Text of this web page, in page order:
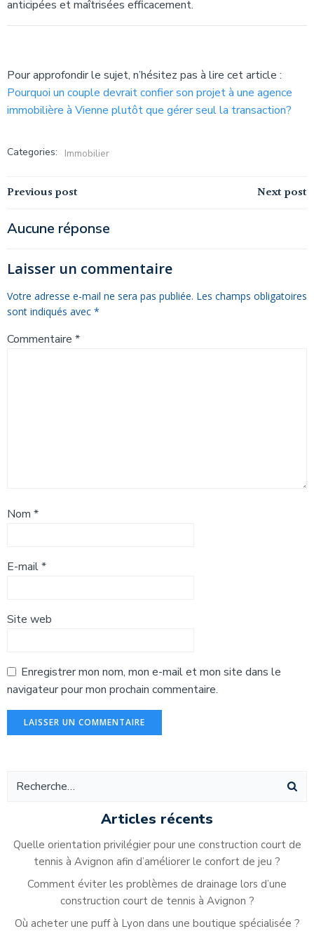
anticipées et maîtrisées efficacement.
Pour approfondir le sujet, n’hésitez pas à lire cet article :
Pourquoi un couple devrait confier son projet à une agence
immobilière à Vienne plutôt que gérer seul la transaction?
Categories: Immobilier
Navigation
de
l’article
Previous post Navigation
l’article
Next post
Aucune réponse
Laisser un commentaire
Votre adresse e-mail ne sera pas publiée. Les champs obligatoires
sont indiqués avec *
Commentaire *
Nom *
E-mail*
Site web
Enregistrer mon nom, mon e-mail et mon site dans le
navigateur pour mon prochain commentaire.
Articles récents
Quelle orientation privilégier pour une construction court de
tennis à Avignon afin d’améliorer le confort de jeu ?
Comment éviter les problèmes de drainage lors d’une
construction court de tennis à Avignon ?
Où acheter une puff à Lyon dans une boutique spécialisée ?